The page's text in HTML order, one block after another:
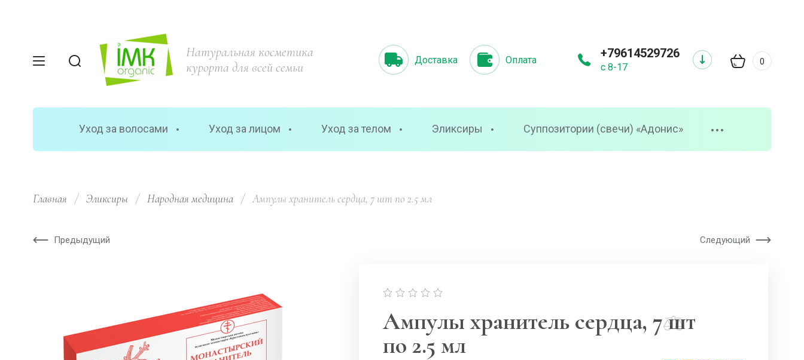
0
Натуральная косметика
курорта для всей семьи
Доставка Оплата +79614529726
с 8-17
Уход за волосами Уход за лицом Уход за телом Эликсиры Суппозитории (свечи) «Адонис» •••
Главная / Эликсиры / Народная медицина /
  Ампулы хранитель сердца, 7 шт по 2.5 мл
Предыдущий Следующий
Ампулы хранитель сердца, 7 шт
по 2.5 мл